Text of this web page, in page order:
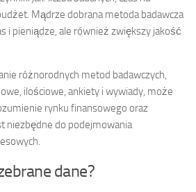
Mądrze dobrana metoda badawcza
i pieniądze, ale również zwiększy jakość
różnorodnych metod badawczych,
ilościowe, ankiety i wywiady, może
rynku finansowego oraz
niezbędne do podejmowania
dane?